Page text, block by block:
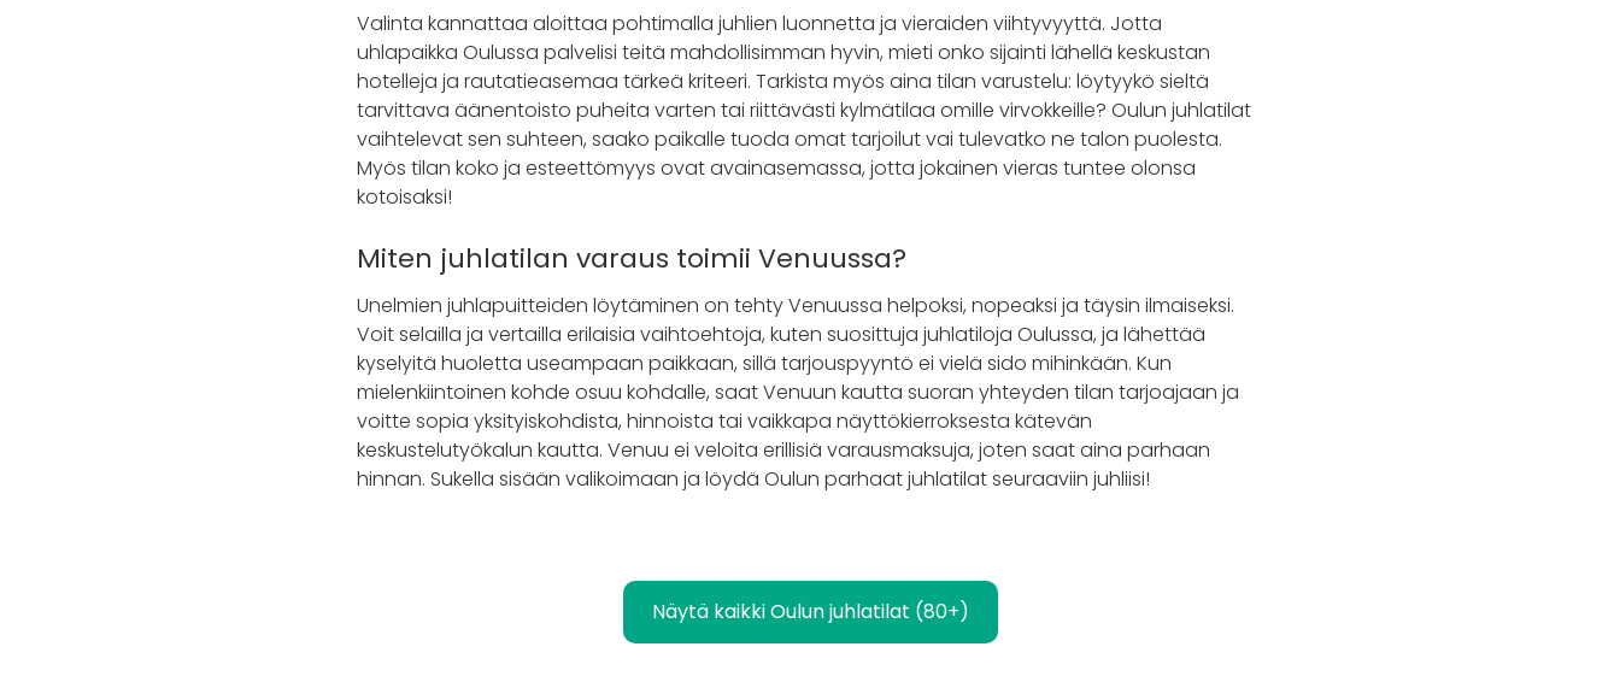
Valinta kannattaa aloittaa pohtimalla juhlien luonnetta ja vieraiden viihtyvyyttä. Jotta
uhlapaikka Oulussa palvelisi teitä mahdollisimman hyvin, mieti onko sijainti lähellä keskustan
hotelleja ja rautatieasemaa tärkeä kriteeri. Tarkista myös aina tilan varustelu: löytyykö sieltä
tarvittava äänentoisto puheita varten tai riittävästi kylmätilaa omille virvokkeille? Oulun juhlatilat
vaihtelevat sen suhteen, saako paikalle tuoda omat tarjoilut vai tulevatko ne talon puolesta.
Myös tilan koko ja esteettömyys ovat avainasemassa, jotta jokainen vieras tuntee olonsa
kotoisaksi!
Miten juhlatilan varaus toimii Venuussa?
Unelmien juhlapuitteiden löytäminen on tehty Venuussa helpoksi, nopeaksi ja täysin ilmaiseksi.
Voit selailla ja vertailla erilaisia vaihtoehtoja, kuten suosittuja juhlatiloja Oulussa, ja lähettää
kyselyitä huoletta useampaan paikkaan, sillä tarjouspyyntö ei vielä sido mihinkään. Kun
mielenkiintoinen kohde osuu kohdalle, saat Venuun kautta suoran yhteyden tilan tarjoajaan ja
voitte sopia yksityiskohdista, hinnoista tai vaikkapa näyttökierroksesta kätevän
keskustelutyökalun kautta. Venuu ei veloita erillisiä varausmaksuja, joten saat aina parhaan
hinnan. Sukella sisään valikoimaan ja löydä Oulun parhaat juhlatilat seuraaviin juhliisi!
Näytä kaikki Oulun juhlatilat (80+)